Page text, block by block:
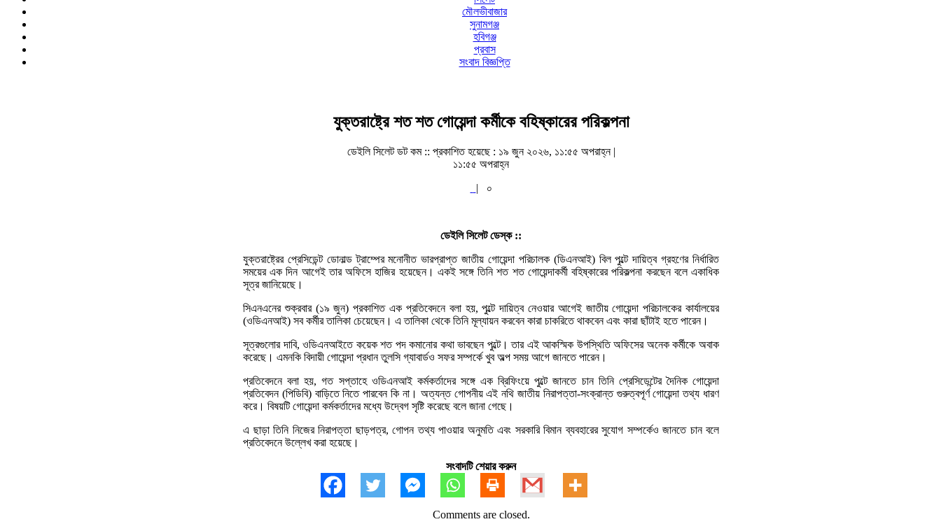
মৌলভীবাজার
সুনামগঞ্জ
হবিগঞ্জ
প্রবাস
সংবাদ বিজ্ঞপ্তি
যুক্তরাষ্ট্রে শত শত গোয়েন্দা কর্মীকে বহিষ্কারের পরিকল্পনা
ডেইলি সিলেট ডট কম :: প্রকাশিত হয়েছে : ১৯ জুন ২০২৬, ১১:৫৫ অপরাহ্ন |
১১:৫৫ অপরাহ্ন
|
০
ডেইলি সিলেট ডেস্ক ::
যুক্তরাষ্ট্রের প্রেসিডেন্ট ডোনাল্ড ট্রাম্পের মনোনীত ভারপ্রাপ্ত জাতীয় গোয়েন্দা পরিচালক (ডিএনআই) বিল পুল্টে দায়িত্ব গ্রহণের নির্ধারিত
সময়ের এক দিন আগেই তার অফিসে হাজির হয়েছেন। একই সঙ্গে তিনি শত শত গোয়েন্দাকর্মী বহিষ্কারের পরিকল্পনা করছেন বলে একাধিক
সূত্র জানিয়েছে।
সিএনএনের শুক্রবার (১৯ জুন) প্রকাশিত এক প্রতিবেদনে বলা হয়, পুল্টে দায়িত্ব নেওয়ার আগেই জাতীয় গোয়েন্দা পরিচালকের কার্যালয়ের
(ওডিএনআই) সব কর্মীর তালিকা চেয়েছেন। এ তালিকা থেকে তিনি মূল্যায়ন করবেন কারা চাকরিতে থাকবেন এবং কারা ছাঁটাই হতে পারেন।
সূত্রগুলোর দাবি, ওডিএনআইতে কয়েক শত পদ কমানোর কথা ভাবছেন পুল্টে। তার এই আকস্মিক উপস্থিতি অফিসের অনেক কর্মীকে অবাক
করেছে। এমনকি বিদায়ী গোয়েন্দা প্রধান তুলসি গ্যাবার্ডও সফর সম্পর্কে খুব অল্প সময় আগে জানতে পারেন।
প্রতিবেদনে বলা হয়, গত সপ্তাহে ওডিএনআই কর্মকর্তাদের সঙ্গে এক ব্রিফিংয়ে পুল্টে জানতে চান তিনি প্রেসিডেন্টের দৈনিক গোয়েন্দা
প্রতিবেদন (পিডিবি) বাড়িতে নিতে পারবেন কি না। অত্যন্ত গোপনীয় এই নথি জাতীয় নিরাপত্তা-সংক্রান্ত গুরুত্বপূর্ণ গোয়েন্দা তথ্য ধারণ
করে। বিষয়টি গোয়েন্দা কর্মকর্তাদের মধ্যে উদ্বেগ সৃষ্টি করেছে বলে জানা গেছে।
এ ছাড়া তিনি নিজের নিরাপত্তা ছাড়পত্র, গোপন তথ্য পাওয়ার অনুমতি এবং সরকারি বিমান ব্যবহারের সুযোগ সম্পর্কেও জানতে চান বলে
প্রতিবেদনে উল্লেখ করা হয়েছে।
সংবাদটি শেয়ার করুন
Comments are closed.